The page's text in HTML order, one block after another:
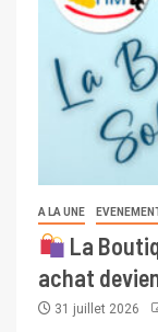
A LA UNE
La
achat
31 juillet 2026